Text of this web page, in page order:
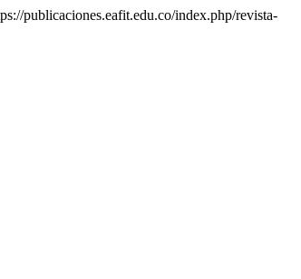
publicaciones.eafit.edu.co/index.php/revista-